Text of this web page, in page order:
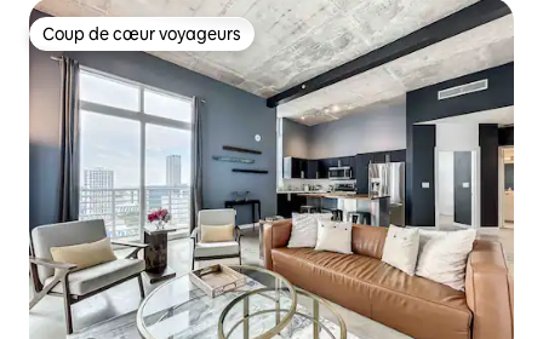
Coup de cœur voyageurs
Coup de cœur voyageurs